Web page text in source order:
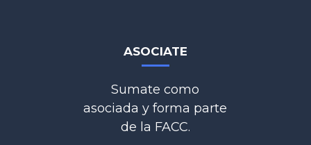
ASOCIATE
Sumate como
asociada y forma parte
de la FACC.